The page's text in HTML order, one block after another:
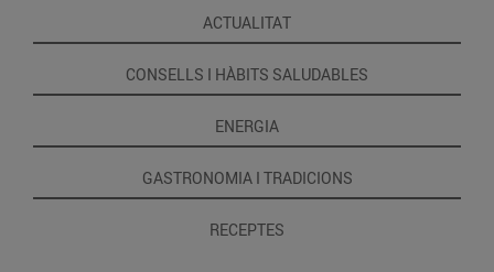
ACTUALITAT
CONSELLS I HÀBITS SALUDABLES
ENERGIA
GASTRONOMIA I TRADICIONS
RECEPTES